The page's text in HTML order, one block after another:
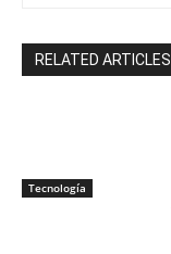
RELATED ARTICLES
Tecnología